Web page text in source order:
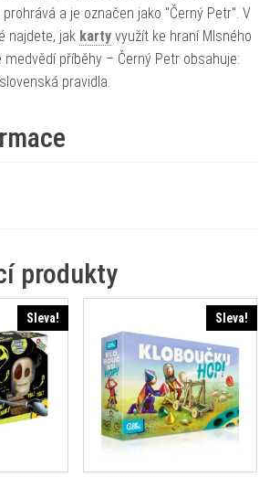
a je označen jako "Černý Petr". V
najdete, jak karty využít ke hraní Mlsného
medvědí příběhy – Černý Petr obsahuje:
pravidla.
produkty
Sleva! Sleva!